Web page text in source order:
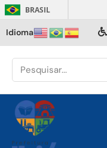
BRASIL
Idioma